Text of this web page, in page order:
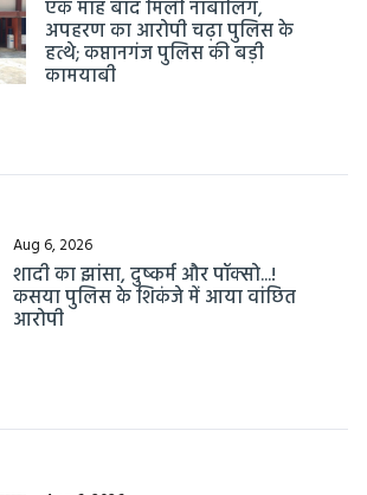
एक माह बाद मिली नाबालिग,
अपहरण का आरोपी चढ़ा पुलिस के
हत्थे; कप्तानगंज पुलिस की बड़ी
कामयाबी
Aug 6, 2026
शादी का झांसा, दुष्कर्म और पॉक्सो...!
कसया पुलिस के शिकंजे में आया वांछित
आरोपी